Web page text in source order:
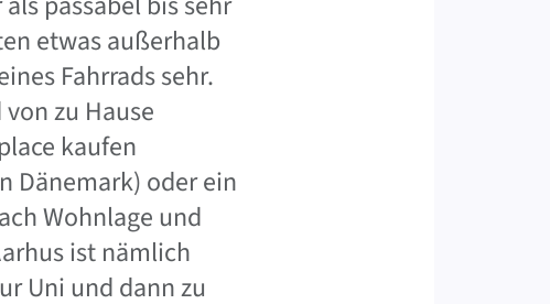
etwas außerhalb
Fahrrads sehr.
zu Hause
kaufen
Dänemark) oder ein
Wohnlage und
ist nämlich
Uni und dann zu